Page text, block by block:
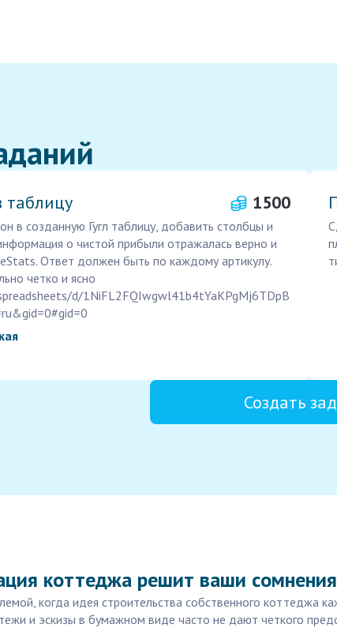
таблицу 1500
в созданную Гугл таблицу, добавить столбцы и
о чистой прибыли отражалась верно и
Ответ должен быть по каждому артикулу.
четко и ясно
d/1NiFL2FQIwgwl41b4tYaKPgMj6TDpB
Создать
коттеджа решит ваши
когда идея строительства собственного коттеджа
и эскизы в бумажном виде часто не дают четкого